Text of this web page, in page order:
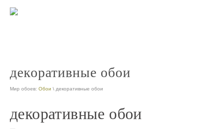
декоративные обои
Мир обоев: Обои \ декоративные обои
декоративные обои